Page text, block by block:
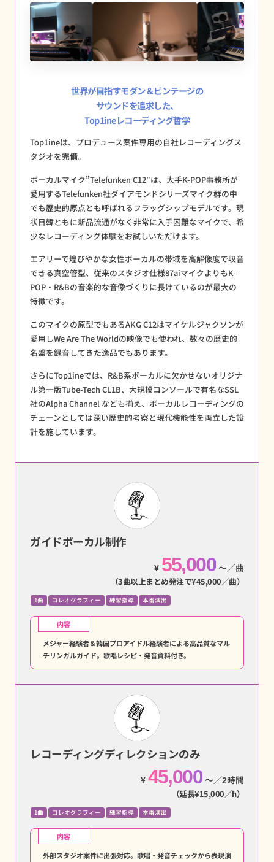
世界が目指すモダン＆ビンテージの
サウンドを追求した、
Top1ineレコーディング哲学
Top1ineは、プロデュース案件専用の自社レコーディングス
タジオを完備。
ボーカルマイク”Telefunken C12″は、大手K-POP事務所が
愛用するTelefunken社ダイアモンドシリーズマイク群の中
でも歴史的原点とも呼ばれるフラッグシップモデルです。現
状日韓ともに新品流通がなく非常に入手困難なマイクで、希
少なレコーディング体験をお試しいただけます。
エアリーで煌びやかな女性ボーカルの帯域を高解像度で収音
できる真空管型、従来のスタジオ仕様87aiマイクよりもK-
POP・R&Bの音楽的な音像づくりに長けているのが最大の
特徴です。
このマイクの原型でもあるAKG C12はマイケルジャクソンが
愛用しWe Are The Worldの映像でも使われ、数々の歴史的
名盤を録音してきた逸品でもあります。
さらにTop1ineでは、R&B系ボーカルに欠かせないオリジナ
ル第一版Tube-Tech CL1B、大規模コンソールで有名なSSL
社のAlpha Channel なども揃え、ボーカルレコーディングの
チェーンとしては深い歴史的考察と現代機能性を両立した設
計を施しています。
ガイドボーカル制作
¥ 55,000 〜／曲
（3曲以上まとめ発注で¥45,000／曲）
1曲 コレオグラフィー 練習指導 本番演出
内容
メジャー経験者＆韓国プロアイドル経験者による高品質なマル
チリンガルガイド。歌唱レシピ・発音資料付き。
レコーディングディレクションのみ
¥ 45,000 〜／2時間
（延長¥15,000／h）
1曲 コレオグラフィー 練習指導 本番演出
内容
外部スタジオ案件に出張対応。歌唱・発音チェックから表現演